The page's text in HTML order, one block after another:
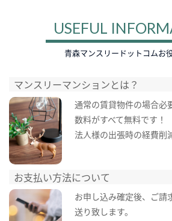
USEFUL
青森マンスリードットコムお
マンスリーマンションとは？
通常の賃貸物件の場合必
数料がすべて無料です！
法人様の出張時の経費削
お支払い方法について
お申し込み確定後、ご請
送り致します。